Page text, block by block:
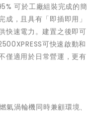
於工廠組裝完成的簡
，且具有「即插即用」
快速電力。建置之後即可
可快速啟動和
僅適用於日常營運，更有
輪機同時兼顧環境、